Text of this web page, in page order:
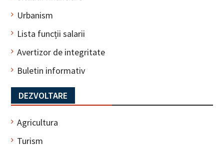
Urbanism
Lista funcții salarii
Avertizor de integritate
Buletin informativ
DEZVOLTARE
Agricultura
Turism